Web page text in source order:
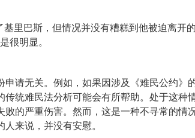
里巴斯，但情况并没有糟糕到他被迫离开
很明显。
请无关。例如，如果因涉及《难民公约》
统难民法分析可能会有所帮助。处于这种
的严重伤害。然而，这是一种不寻常的情
来说，并没有安慰。